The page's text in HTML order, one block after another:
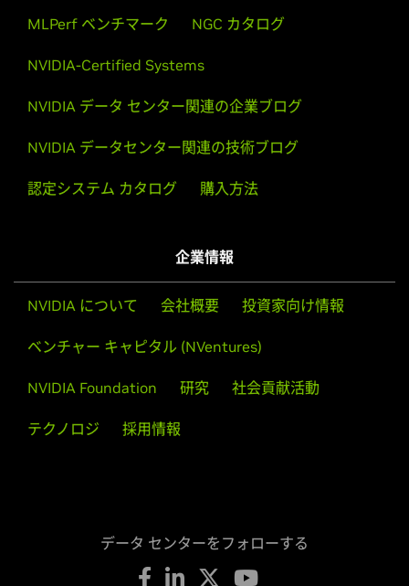
MLPerf ベンチマーク NGC カタログ
NVIDIA-Certified Systems
NVIDIA データ センター関連の企業ブログ
NVIDIA データセンター関連の技術ブログ
認定システム カタログ 購入方法
企業情報
NVIDIA について 会社概要 投資家向け情報
ベンチャー キャピタル (NVentures)
NVIDIA Foundation 研究 社会貢献活動
テクノロジ 採用情報
データ センターをフォローする